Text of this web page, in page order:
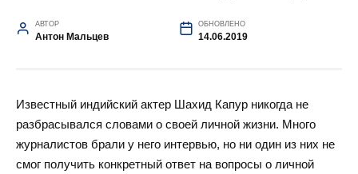
АВТОР
Антон Мальцев
ОБНОВЛЕНО
14.06.2019
Известный индийский актер Шахид Капур никогда не
разбрасывался словами о своей личной жизни. Много
журналистов брали у него интервью, но ни один из них не
смог получить конкретный ответ на вопросы о личной